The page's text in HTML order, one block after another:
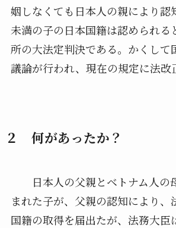
姻しなくても日本人の親により認
未満の子の日本国籍は認められる
所の大法定判決である。かくして
議論が行われ、現在の規定に法改
２ 何があったか？
日本人の父親とベトナム人の
まれた子が、父親の認知により、
国籍の取得を届出たが、法務大臣